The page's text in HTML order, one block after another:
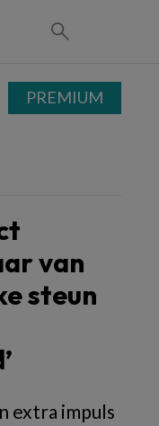
van
steun
extra impuls
PREMIUM